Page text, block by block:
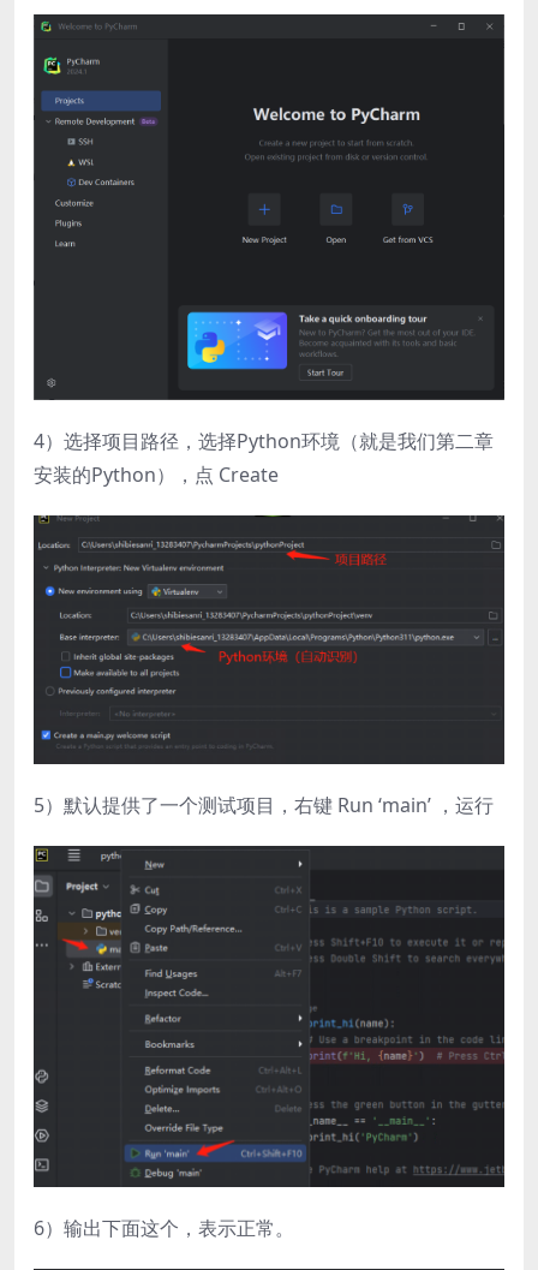
4）选择项目路径，选择Python环境（就是我们第二章
安装的Python），点 Create
5）默认提供了一个测试项目，右键 Run ‘main’ ，运行
6）输出下面这个，表示正常。